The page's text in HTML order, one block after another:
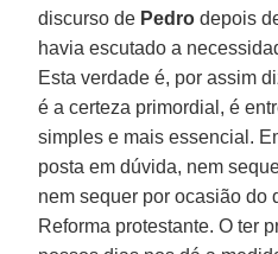
discurso de Pedro depois
havia escutado a
Esta verdade é, por assim
é a certeza primordial, é
simples e mais essencial.
posta em dúvida, nem
nem sequer por ocasião do
Reforma protestante. O ter